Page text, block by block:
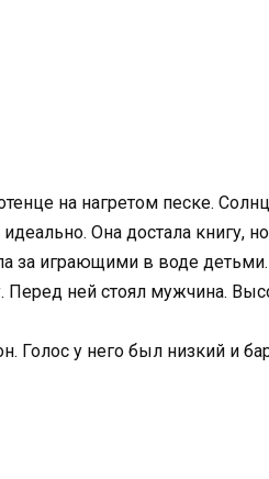
на нагретом песке.
Она достала книгу,
за играющими в воде
Перед ней стоял мужчина.
Голос у него был низкий и